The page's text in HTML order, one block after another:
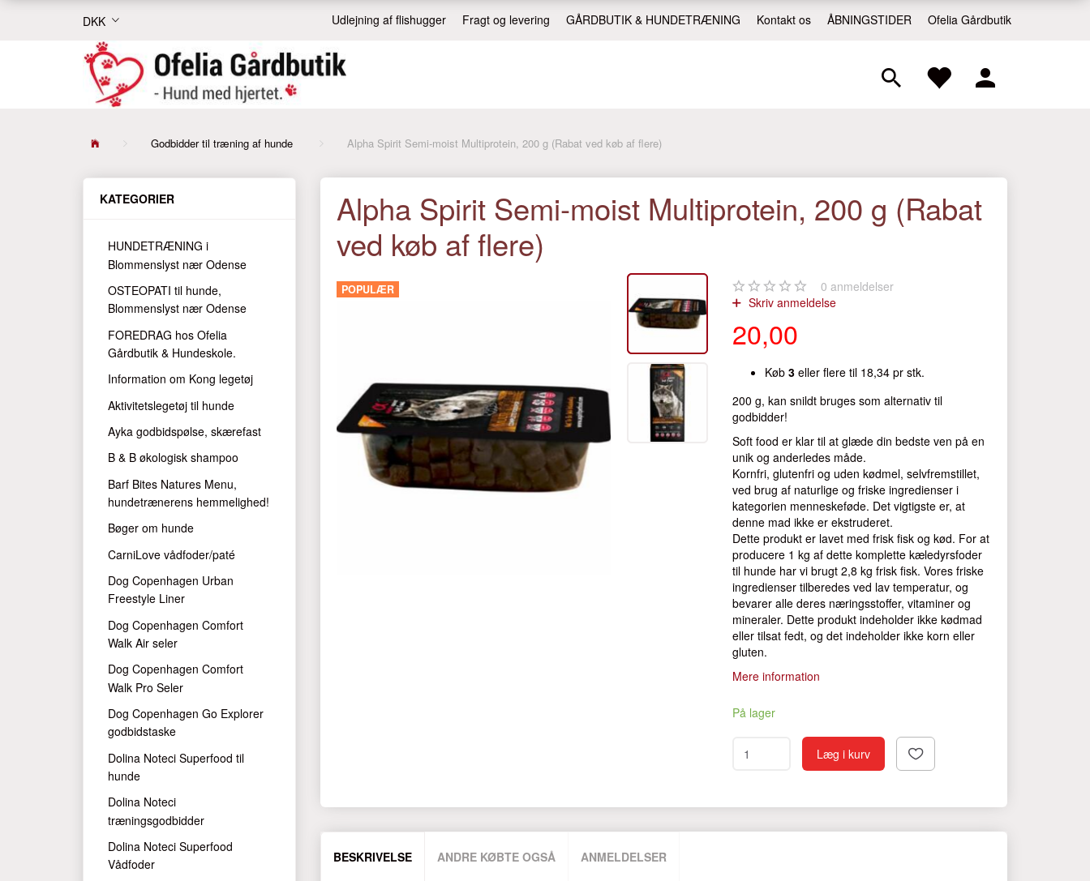
DKK Ofelia Gårdbutik
ÅBNINGSTIDER
Kontakt os
GÅRDBUTIK & HUNDETRÆNING
Fragt og levering
Udlejning af flishugger
Godbidder til træning af hunde Alpha Spirit Semi-moist Multiprotein, 200 g (Rabat ved køb af flere)
KATEGORIER
HUNDETRÆNING i
Blommenslyst nær Odense
OSTEOPATI til hunde,
Blommenslyst nær Odense
FOREDRAG hos Ofelia
Gårdbutik & Hundeskole.
Information om Kong legetøj
Aktivitetslegetøj til hunde
Ayka godbidspølse, skærefast
B & B økologisk shampoo
Barf Bites Natures Menu,
hundetrænerens hemmelighed!
Bøger om hunde
CarniLove vådfoder/paté
Dog Copenhagen Urban
Freestyle Liner
Dog Copenhagen Comfort
Walk Air seler
Dog Copenhagen Comfort
Walk Pro Seler
Dog Copenhagen Go Explorer
godbidstaske
Dolina Noteci Superfood til
hunde
Dolina Noteci
træningsgodbidder
Dolina Noteci Superfood
Vådfoder
Alpha Spirit Semi-moist Multiprotein, 200 g (Rabat
ved køb af flere)
POPULÆR 0 anmeldelser
Skriv anmeldelse
20,00
Køb3 eller flere til 18,34pr stk.
200 g, kan snildt bruges som alternativ til
godbidder!
Soft food er klar til at glæde din bedste ven på en
unik og anderledes måde.
Kornfri, glutenfri og uden kødmel, selvfremstillet,
ved brug af naturlige og friske ingredienser i
kategorien menneskeføde. Det vigtigste er, at
denne mad ikke er ekstruderet.
Dette produkt er lavet med frisk fisk og kød. For at
producere 1 kg af dette komplette kæledyrsfoder
til hunde har vi brugt 2,8 kg frisk fisk. Vores friske
ingredienser tilberedes ved lav temperatur, og
bevarer alle deres næringsstoffer, vitaminer og
mineraler. Dette produkt indeholder ikke kødmad
eller tilsat fedt, og det indeholder ikke korn eller
gluten.
Mere information
På lager
Læg i kurv
BESKRIVELSE ANDRE KØBTE OGSÅ ANMELDELSER